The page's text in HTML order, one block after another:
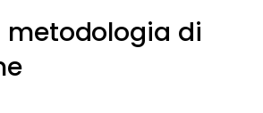
metodologia di